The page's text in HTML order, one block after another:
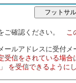
ご確認ください。 こ
ールアドレスに受付
受信をされている場合
を受信できるように